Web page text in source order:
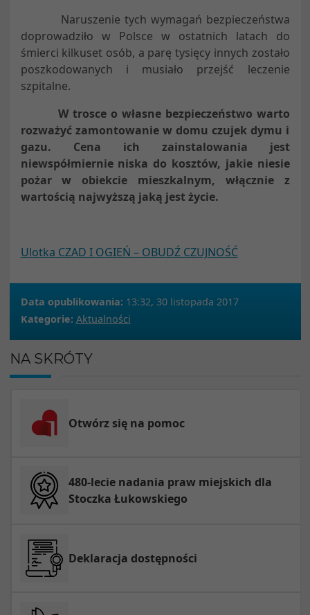
Naruszenie tych wymagań bezpieczeństwa
doprowadziło w Polsce w ostatnich latach do
śmierci kilkuset osób, a parę tysięcy innych zostało
poszkodowanych i musiało przejść leczenie
szpitalne.
W trosce o własne bezpieczeństwo warto
rozważyć zamontowanie w domu czujek dymu i
gazu. Cena ich zainstalowania jest
niewspółmiernie niska do kosztów, jakie niesie
pożar w obiekcie mieszkalnym, włącznie z
wartością najwyższą jaką jest życie.
Ulotka CZAD I OGIEŃ – OBUDŹ CZUJNOŚĆ
Data opublikowania: 13:32, 30 listopada 2017
Kategorie: Aktualności
NA SKRÓTY
Otwórz się na pomoc
480-lecie nadania praw miejskich dla
Stoczka Łukowskiego
Deklaracja dostępności